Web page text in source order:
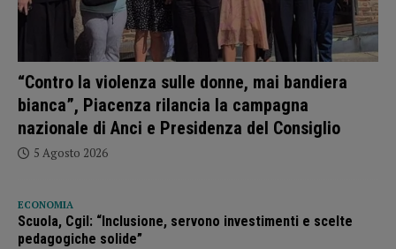
“Contro la violenza sulle donne, mai bandiera
bianca”, Piacenza rilancia la campagna
nazionale di Anci e Presidenza del Consiglio
5 Agosto 2026
ECONOMIA
Scuola, Cgil: “Inclusione, servono investimenti e scelte
pedagogiche solide”